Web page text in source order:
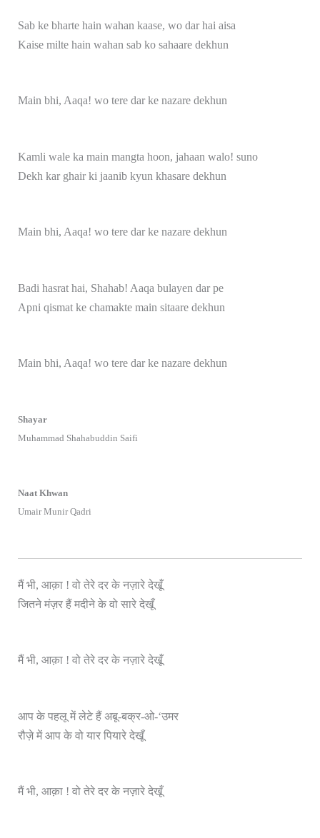
Sab ke bharte hain wahan kaase, wo dar hai aisa
Kaise milte hain wahan sab ko sahaare dekhun
Main bhi, Aaqa! wo tere dar ke nazare dekhun
Kamli wale ka main mangta hoon, jahaan walo! suno
Dekh kar ghair ki jaanib kyun khasare dekhun
Main bhi, Aaqa! wo tere dar ke nazare dekhun
Badi hasrat hai, Shahab! Aaqa bulayen dar pe
Apni qismat ke chamakte main sitaare dekhun
Main bhi, Aaqa! wo tere dar ke nazare dekhun
Shayar
Muhammad Shahabuddin Saifi
Naat Khwan
Umair Munir Qadri
मैं भी, आक़ा ! वो तेरे दर के नज़ारे देखूँ
जितने मंज़र हैं मदीने के वो सारे देखूँ
मैं भी, आक़ा ! वो तेरे दर के नज़ारे देखूँ
आप के पहलू में लेटे हैं अबू-बक्र-ओ-‘उमर
रौज़े में आप के वो यार पियारे देखूँ
मैं भी, आक़ा ! वो तेरे दर के नज़ारे देखूँ